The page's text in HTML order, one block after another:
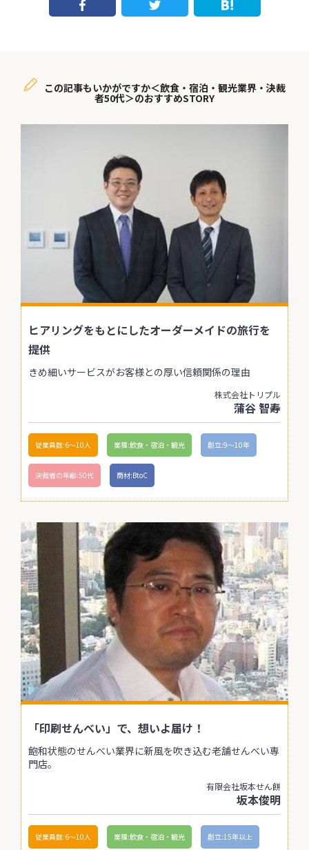
この記事もいかがですか＜飲食・宿泊・観光業界・決裁
者50代＞のおすすめSTORY
ヒアリングをもとにしたオーダーメイドの旅行を
提供
きめ細いサービスがお客様との厚い信頼関係の理由
株式会社トリプル
蒲谷 智寿
従業員数:6～10人 業種:飲食・宿泊・観光 創立:9〜10年
決裁者の年齢:50代 商材:BtoC
「印刷せんべい」で、想いよ届け！
飽和状態のせんべい業界に新風を吹き込む老舗せんべい専
門店。
有限会社坂本せん餅
坂本俊明
従業員数:6～10人 業種:飲食・宿泊・観光 創立:15年以上